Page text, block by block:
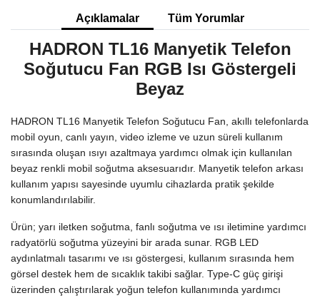
Açıklamalar Tüm Yorumlar
HADRON TL16 Manyetik Telefon
Soğutucu Fan RGB Isı Göstergeli
Beyaz
HADRON TL16 Manyetik Telefon Soğutucu Fan, akıllı telefonlarda
mobil oyun, canlı yayın, video izleme ve uzun süreli kullanım
sırasında oluşan ısıyı azaltmaya yardımcı olmak için kullanılan
beyaz renkli mobil soğutma aksesuarıdır. Manyetik telefon arkası
kullanım yapısı sayesinde uyumlu cihazlarda pratik şekilde
konumlandırılabilir.
Ürün; yarı iletken soğutma, fanlı soğutma ve ısı iletimine yardımcı
radyatörlü soğutma yüzeyini bir arada sunar. RGB LED
aydınlatmalı tasarımı ve ısı göstergesi, kullanım sırasında hem
görsel destek hem de sıcaklık takibi sağlar. Type-C güç girişi
üzerinden çalıştırılarak yoğun telefon kullanımında yardımcı